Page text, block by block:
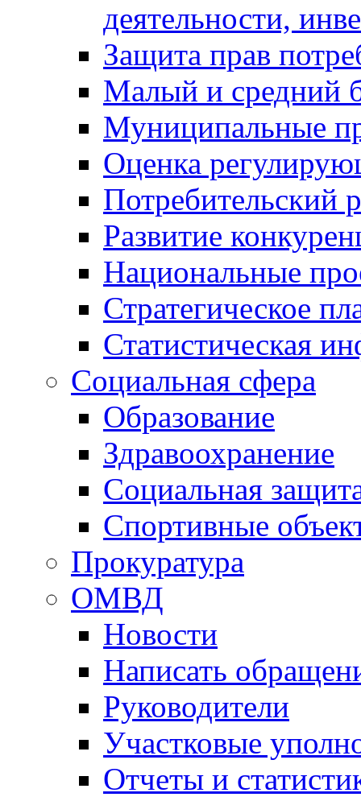
деятельности,
Защита прав
Малый и средний
Муниципальные
Оценка
Потребительский
Развитие
Национальные
Стратегическое
Статистическая
Социальная сфера
Образование
Здравоохранение
Социальная
Спортивные
Прокуратура
ОМВД
Новости
Написать
Руководители
Участковые
Отчеты и